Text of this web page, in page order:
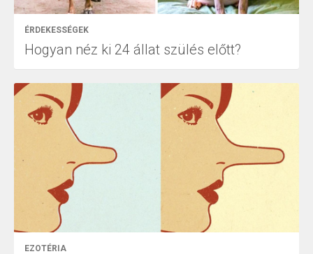
ÉRDEKESSÉGEK
Hogyan néz ki 24 állat szülés előtt?
EZOTÉRIA